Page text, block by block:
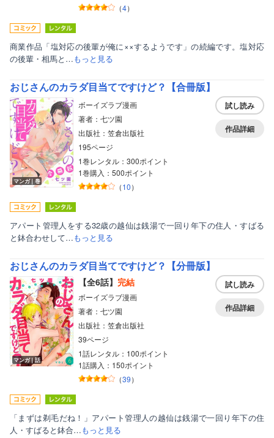
（4）
商業作品「塩対応の後輩が俺に××するようです」の続編です。塩対応
の後輩・相馬と…もっと見る
おじさんのカラダ目当てですけど？【合冊版】
マンガ｜巻
ボーイズラブ漫画
著者：七ツ園
出版社：笠倉出版社
195ページ
1巻レンタル：300ポイント
1巻購入：500ポイント
（10）
試し読み
作品詳細
アパート管理人をする32歳の越仙は銭湯で一回り年下の住人・すばる
と鉢合わせして…もっと見る
おじさんのカラダ目当てですけど？【分冊版】
マンガ｜話
【全6話】 完結
ボーイズラブ漫画
著者：七ツ園
出版社：笠倉出版社
39ページ
1話レンタル：100ポイント
1話購入：150ポイント
（39）
試し読み
作品詳細
「まずは剃毛だね！」アパート管理人の越仙は銭湯で一回り年下の住
人・すばると鉢合…もっと見る